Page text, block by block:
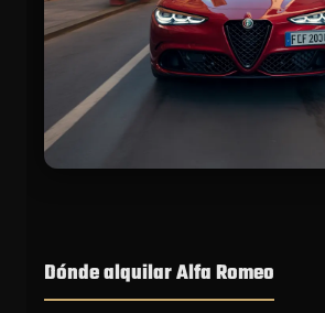
Dónde alquilar Alfa Romeo